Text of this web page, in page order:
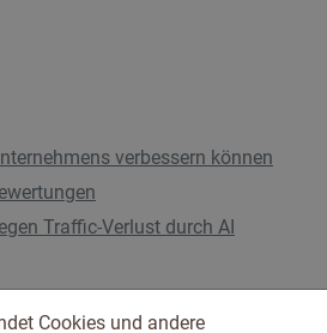
verbessern können
Traffic-Verlust durch AI
Cookies und andere